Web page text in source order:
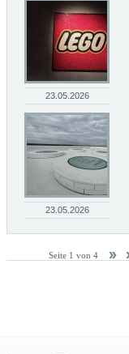
23.05.2026
23.05.2026
Seite 1 von 4